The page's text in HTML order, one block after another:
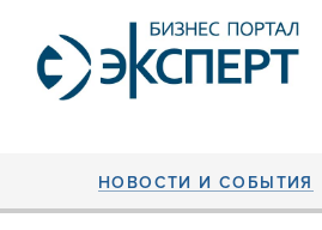
НОВОСТИ И СОБЫТИЯ